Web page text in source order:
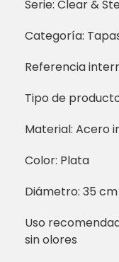
Serie: Clear &
Categoría:
Referencia
Tipo de
Material: Acero
Color: Plata
Diámetro: 35 cm
Uso
sin olores